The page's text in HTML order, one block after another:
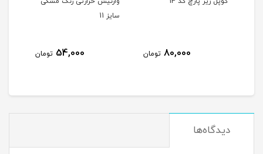
80,000 تومان 54,000 تومان
دیدگاه‌ها